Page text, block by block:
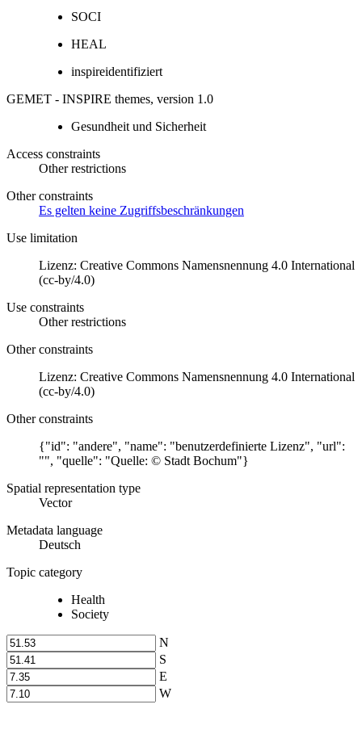
SOCI
HEAL
inspireidentifiziert
GEMET - INSPIRE themes, version 1.0
Gesundheit und Sicherheit
Access constraints
Other restrictions
Other constraints
Es gelten keine Zugriffsbeschränkungen
Use limitation
Lizenz: Creative Commons Namensnennung 4.0 International
(cc-by/4.0)
Use constraints
Other restrictions
Other constraints
Lizenz: Creative Commons Namensnennung 4.0 International
(cc-by/4.0)
Other constraints
{"id": "andere", "name": "benutzerdefinierte Lizenz", "url":
"", "quelle": "Quelle: © Stadt Bochum"}
Spatial representation type
Vector
Metadata language
Deutsch
Topic category
Health
Society
N
S
E
W